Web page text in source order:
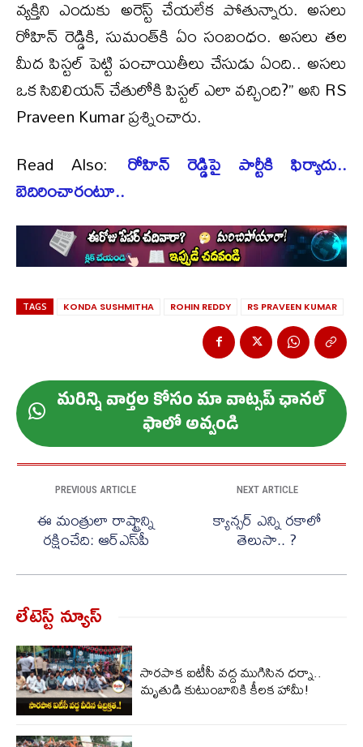
వ్యక్తిని ఎందుకు అరెస్ట్ చేయలేక పోతున్నారు. అసలు
రోహిన్ రెడ్డికి, సుమంత్‌కి ఏం సంబంధం. అసలు తల
మీద పిస్టల్ పెట్టి పంచాయితీలు చేసుడు ఏంది.. అసలు
ఒక సివిలియన్ చేతులోకి పిస్టల్ ఎలా వచ్చింది?’’ అని RS
Praveen Kumar ప్రశ్నించారు.
Read Also: రోహిన్ రెడ్డిపై పార్టీకి ఫిర్యాదు..
బెదిరించారంటూ..
TAGS KONDA SUSHMITHA ROHIN REDDY RS PRAVEEN KUMAR
మ‌రిన్ని వార్త‌ల కోసం మా వాట్స‌ప్ ఛాన‌ల్
ఫాలో అవ్వండి
PREVIOUS ARTICLE
ఈ మంత్రులా రాష్ట్రాన్ని
రక్షించేది: ఆర్ఎస్‌పీ
NEXT ARTICLE
క్యాన్సర్ ఎన్ని రకాలో
తెలుసా.. ?
లేటెస్ట్ న్యూస్‌
సారపాక ఐటీసీ వద్ద ముగిసిన ధర్నా..
మృతుడి కుటుంబానికి కీలక హామీ!